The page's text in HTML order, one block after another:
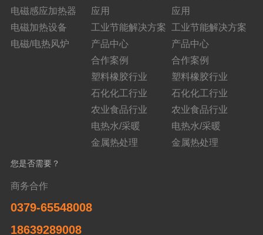
电磁感应加热器
电磁加热设备
电磁/电热风炉
应用
工业节能解决方案
产品中心
合作案例
塑料橡胶行业
石化化工行业
农业食品行业
电热水/采暖
金属热处理
应用
工业节能解决方案
产品中心
合作案例
塑料橡胶行业
石化化工行业
农业食品行业
电热水/采暖
金属热处理
您是否需要？
商务合作
0379-65548008
18639289008